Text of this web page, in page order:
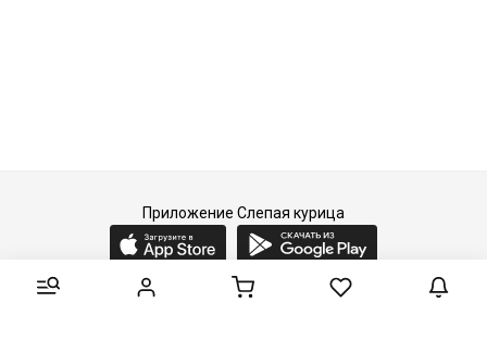
Приложение Слепая курица
2015-2026 © Слепая курица - fashion concept store.